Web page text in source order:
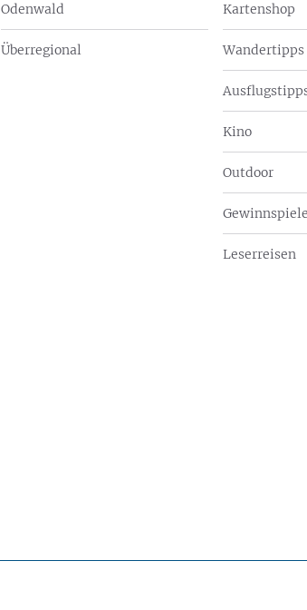
Odenwald
Überregional
Kartenshop
Wandertipps
Kino
Outdoor
Gewinnspiele
Leserreisen